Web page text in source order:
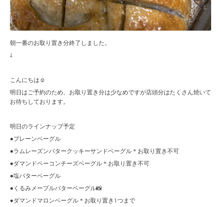
朝一番のお取り置き分終了しました。
↓
こんにちは☺︎
明日はご予約のため、お取り置き分は少なめですが店頭分はたくさん焼いて
お待ちしております。
明日のラインナップ予定
●プレーンベーグル
●ラムレーズンバタークッキーサンドベーグル＊お取り置き不可
●ダマンドベーコンチーズベーグル＊お取り置き不可
●塩バターベーグル
●くるみメープルバターベーグル📸
●ダマンドマロンベーグル＊お取り置き1つまで